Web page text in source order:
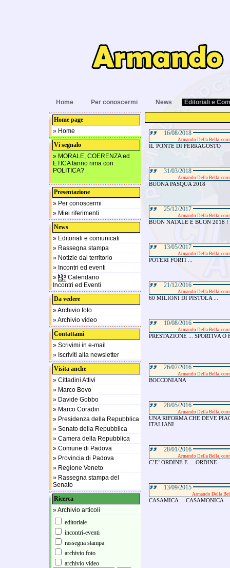
Home Per conoscermi News Editoriali e
Home page
» Home
Vi segnalo
» MORALE, COERENZA ed
ETICA fanno rima con
POLITICA?
Presentazione
» Per conoscermi
» Miei riferimenti
News
» Editoriali e comunicati
» Rassegna stampa
» Notizie dal territorio
» Incontri ed eventi
»
Calendario
Incontri ed Eventi
Da vedere
» Archivio foto
» Archivio video
Contattami
» Scrivimi in e-mail
» Iscriviti alla newsletter
Visita anche
» Cittadini Attivi
» Marco Bovo
» Davide Gobbo
» Marco Coradin
» Presidenza della Repubblica
» Senato della Repubblica
» Camera della Repubblica
» Comune di Padova
» Provincia di Padova
» Regione Veneto
» Rassegna stampa del
Senato
Ricerca
» Archivio articoli
editoriale
incontri-eventi
rassegna stampa
archivio foto
archivio video
16/08/2018
Armando Della Bella,
IL PONTE DI FERRAGOSTO
31/03/2018
Armando Della Bella,
BUONA PASQUA 2018
25/12/2017
Armando Della Bella,
BUON NATALE E BUON 2018 !
13/05/2017
Armando Della Bella,
POTERI FORTI ...
21/12/2016
Armando Della Bella,
60 MILIONI DI PISTOLA ...
10/08/2016
Armando Della Bella,
PRESTAZIONE ... SPORTIVA O
26/07/2016
Armando Della Bella,
BOCCONIANA
28/05/2016
Armando Della Bella,
UNA RIFORMA CHE DEVE
ITALIANI
28/01/2016
Armando Della Bella,
C’E’ ORDINE E ... ORDINE
13/09/2015
Armando Della
CASAMICA ... CASAMONICA